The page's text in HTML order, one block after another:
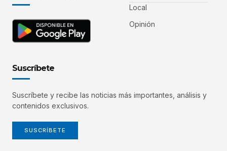
Local
Opinión
Suscríbete
Suscríbete y recibe las noticias más importantes, análisis y
contenidos exclusivos.
SUSCRÍBETE